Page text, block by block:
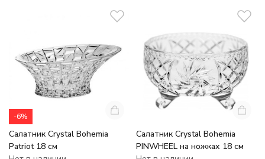
-6%
Салатник Crystal Bohemia
Patriot 18 см
Салатник Crystal Bohemia
PINWHEEL на ножках 18 см